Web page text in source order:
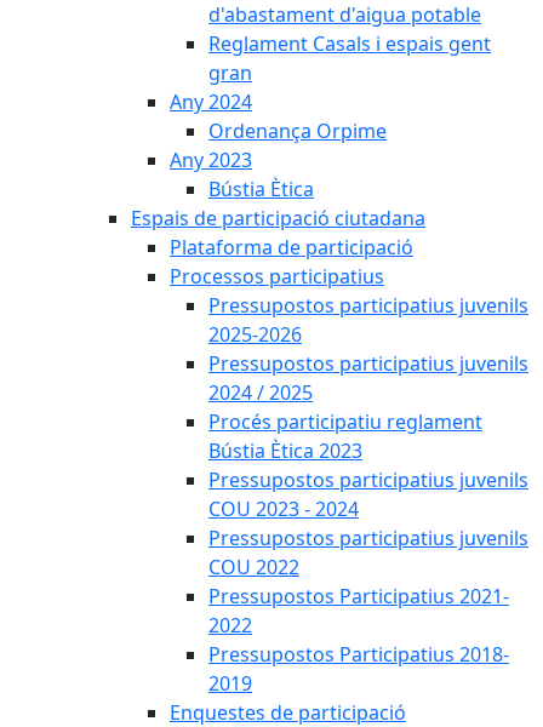
d'abastament d'aigua potable
Reglament Casals i espais gent
gran
Any 2024
Ordenança Orpime
Any 2023
Bústia Ètica
Espais de participació ciutadana
Plataforma de participació
Processos participatius
Pressupostos participatius juvenils
2025-2026
Pressupostos participatius juvenils
2024 / 2025
Procés participatiu reglament
Bústia Ètica 2023
Pressupostos participatius juvenils
COU 2023 - 2024
Pressupostos participatius juvenils
COU 2022
Pressupostos Participatius 2021-
2022
Pressupostos Participatius 2018-
2019
Enquestes de participació